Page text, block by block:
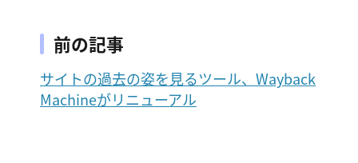
前の記事
サイトの過去の姿を見るツール、Wayback
Machineがリニューアル